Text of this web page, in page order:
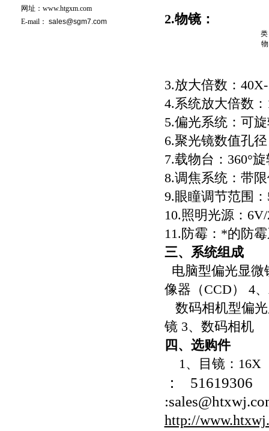
网址：www.htgxm.com
E-mail： sales@sgm7.com 2.物镜：
3.放大倍数：
4.系统放大倍数
5.偏光系统：可
6.聚光镜数值孔
7.载物台：360°
8.调焦系统：带
9.眼瞳调节范围：
10.照明光源：
11.防霉：*的防
三、 系统组成
电脑型偏光显微
像器 （CCD） 4、
数码相机型偏
镜 3、数码相机
四 、选购件
1、目镜：
：
51619306
http://